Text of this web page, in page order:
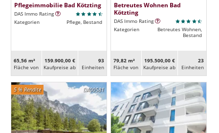
Pflegeimmobilie Bad Kötzting
DAS Immo Rating
Kategorien
Pflege, Bestand
65,56 m²
Fläche von
159.900,00 €
Kaufpreise ab
93
Ein­heiten
Betreutes Wohnen Bad
Kötzting
DAS Immo Rating
Kategorien
Betreutes Wohnen,
Bestand
79,82 m²
Fläche von
195.500,00 €
Kaufpreise ab
23
Ein­heiten
DA00581
5 % Rendite